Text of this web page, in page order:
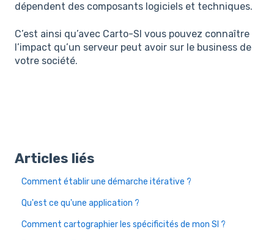
dépendent des composants logiciels et techniques.
C’est ainsi qu’avec Carto-SI vous pouvez connaître
l’impact qu’un serveur peut avoir sur le business de
votre société.
Articles liés
Comment établir une démarche itérative ?
Qu'est ce qu'une application ?
Comment cartographier les spécificités de mon SI ?